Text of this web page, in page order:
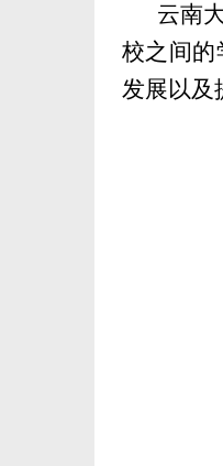
云南
校之间的
发展以及